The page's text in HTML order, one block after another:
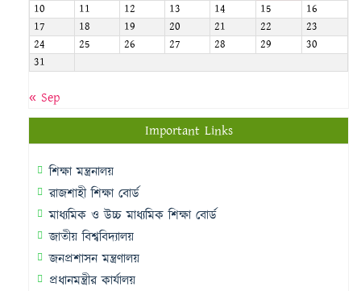
10
11 12 13 14 15
16
17
18 19 20 21 22
23
24
25 26 27 28 29
30
31
« Sep
Important Links
শিক্ষা মন্ত্রনালয়
রাজশাহী শিক্ষা বোর্ড
মাধ্যমিক ও উচ্চ মাধ্যমিক শিক্ষা বোর্ড
জাতীয় বিশ্ববিদ্যালয়
জনপ্রশাসন মন্ত্রণালয়
প্রধানমন্ত্রীর কার্যালয়